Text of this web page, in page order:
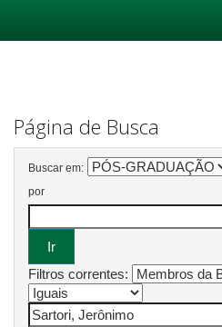
Página de Busca
Buscar em:
por
Filtros correntes: